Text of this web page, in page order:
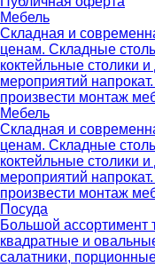
Мебель
Складная и
ценам. Складные
коктейльные столики
мероприятий
произвести монтаж
Мебель
Складная и
ценам. Складные
коктейльные столики
мероприятий
произвести монтаж
Посуда
Большой ассортимент
квадратные и
салатники,